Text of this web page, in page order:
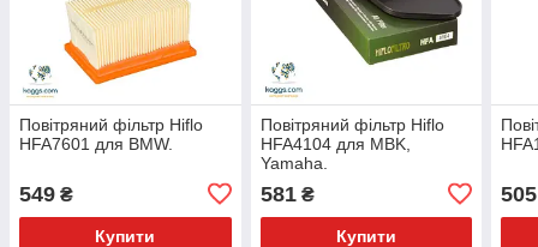
Повітряний фільтр Hiflo
HFA7601 для BMW.
549 ₴
Купити
Повітряний фільтр Hiflo
HFA4104 для MBK,
Yamaha.
581₴
Купити
505